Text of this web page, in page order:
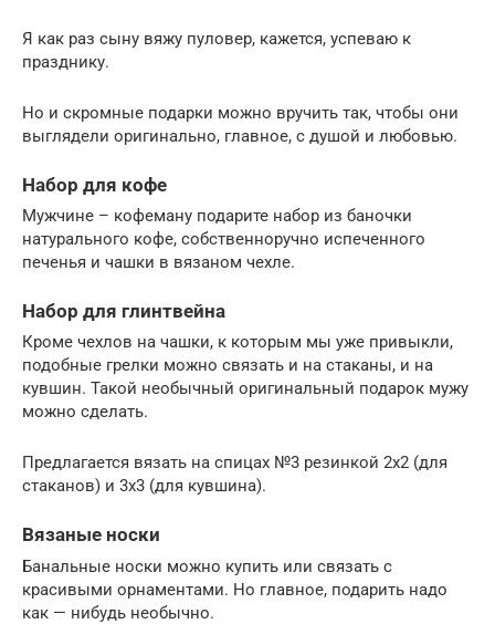
Я как раз сыну вяжу пуловер, кажется, успеваю к
празднику.
Но и скромные подарки можно вручить так, чтобы они
выглядели оригинально, главное, с душой и любовью.
Набор для кофе
Мужчине – кофеману подарите набор из баночки
натурального кофе, собственноручно испеченного
печенья и чашки в вязаном чехле.
Набор для глинтвейна
Кроме чехлов на чашки, к которым мы уже привыкли,
подобные грелки можно связать и на стаканы, и на
кувшин. Такой необычный оригинальный подарок мужу
можно сделать.
Предлагается вязать на спицах №3 резинкой 2х2 (для
стаканов) и 3х3 (для кувшина).
Вязаные носки
Банальные носки можно купить или связать с
красивыми орнаментами. Но главное, подарить надо
как — нибудь необычно.